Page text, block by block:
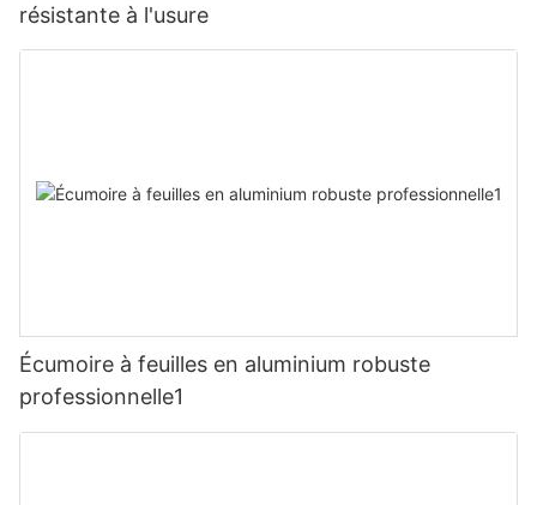
résistante à l'usure
Écumoire à feuilles en aluminium robuste
professionnelle1